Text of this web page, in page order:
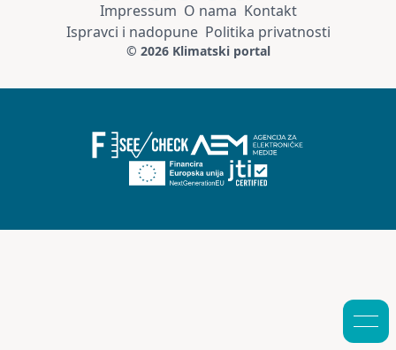
Impressum O nama Kontakt
Ispravci i nadopune Politika privatnosti
© 2026 Klimatski portal